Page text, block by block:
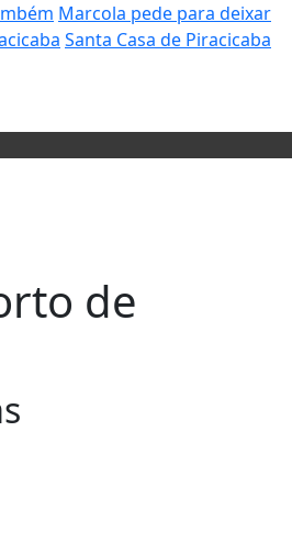
Marcola pede para deixar
Santa Casa de Piracicaba
de